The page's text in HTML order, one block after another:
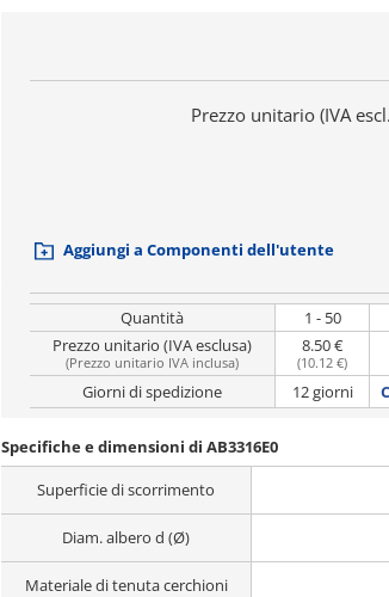
Prezzo unitario (IVA
Aggiungi a Componenti dell'utente
Quantità 1 - 50
Prezzo unitario (IVA esclusa)
(Prezzo unitario IVA inclusa)
8.50 €
(10.12 €)
Giorni di spedizione 12 giorni
Specifiche e dimensioni di AB3316E0
Superficie di scorrimento
Diam. albero d (Ø)
Materiale di tenuta cerchioni